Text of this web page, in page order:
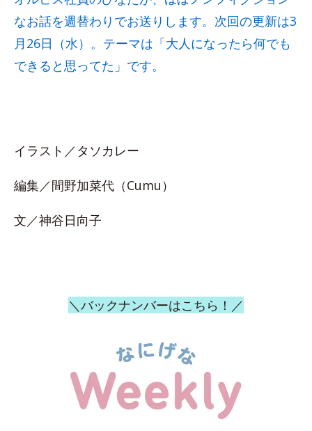
なお話を週替わりでお送りします。次回の更新は3
月26日（水）。テーマは「大人になったら何でも
できると思ってた」です。
イラスト／タソカレー
編集／間野加菜代（Cumu）
文／神谷日向子
＼バックナンバーはこちら！／